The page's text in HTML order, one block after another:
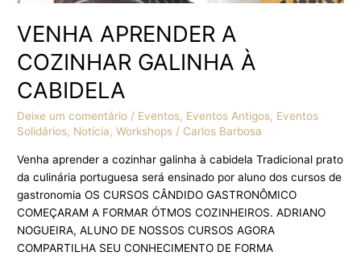
VENHA APRENDER A
COZINHAR GALINHA À
CABIDELA
Deixe um comentário / Eventos, Eventos Antigos, Eventos
Solidários, Notícia,Workshops / Carlos Barbosa
Venha aprender a cozinhar galinha à cabidela Tradicional prato
da culinária portuguesa será ensinado por aluno dos cursos de
gastronomia OS CURSOS CÂNDIDO GASTRONÔMICO
COMEÇARAM A FORMAR ÓTMOS COZINHEIROS. ADRIANO
NOGUEIRA, ALUNO DE NOSSOS CURSOS AGORA
COMPARTILHA SEU CONHECIMENTO DE FORMA